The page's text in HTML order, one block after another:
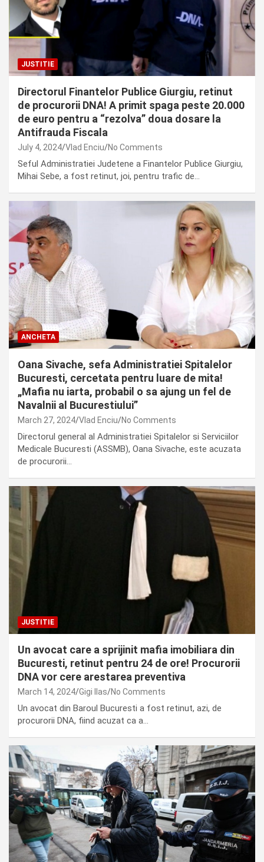
JUSTITIE
Directorul Finantelor Publice Giurgiu, retinut
de procurorii DNA! A primit spaga peste 20.000
de euro pentru a “rezolva” doua dosare la
Antifrauda Fiscala
July 4, 2024 Vlad Enciu No Comments
Seful Administratiei Judetene a Finantelor Publice Giurgiu,
Mihai Sebe, a fost retinut, joi, pentru trafic de…
ANCHETA
Oana Sivache, sefa Administratiei Spitalelor
Bucuresti, cercetata pentru luare de mita!
„Mafia nu iarta, probabil o sa ajung un fel de
Navalnii al Bucurestiului”
March 27, 2024 Vlad Enciu No Comments
Directorul general al Administratiei Spitalelor si Serviciilor
Medicale Bucuresti (ASSMB), Oana Sivache, este acuzata
de procurorii…
JUSTITIE
Un avocat care a sprijinit mafia imobiliara din
Bucuresti, retinut pentru 24 de ore! Procurorii
DNA vor cere arestarea preventiva
March 14, 2024 Gigi Ilas No Comments
Un avocat din Baroul Bucuresti a fost retinut, azi, de
procurorii DNA, fiind acuzat ca a…